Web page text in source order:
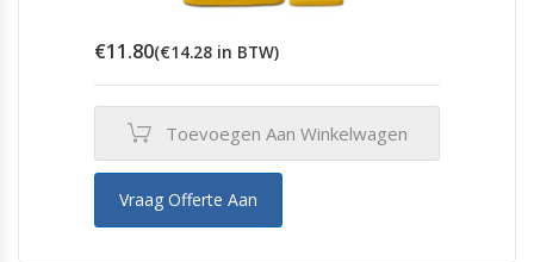
€11.80(€14.28 in BTW)
Toevoegen Aan Winkelwagen
Vraag Offerte Aan